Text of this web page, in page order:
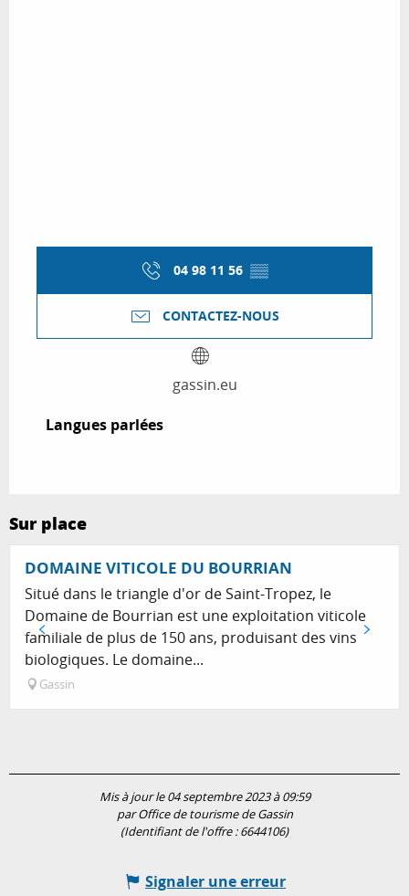
04 98 11 56 ▒▒
CONTACTEZ-NOUS
gassin.eu
Langues parlées
Langues parlées
Sur place
DOMAINE VITICOLE DU BOURRIAN
Situé dans le triangle d'or de Saint-Tropez, le
Domaine de Bourrian est une exploitation viticole
familiale de plus de 150 ans, produisant des vins
biologiques. Le domaine...
Gassin
Mis à jour le 04 septembre 2023 à 09:59
par Office de tourisme de Gassin
(Identifiant de l'offre :6644106)
Signaler une erreur